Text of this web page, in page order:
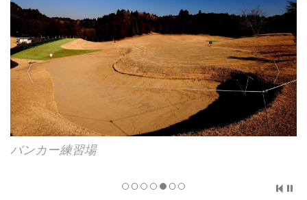
練習グリーンは2面。Aグリーン用「ペンA-2」、B